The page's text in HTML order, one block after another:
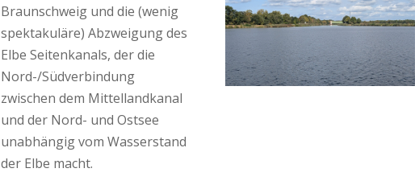
Braunschweig und die (wenig
spektakuläre) Abzweigung des
Elbe Seitenkanals, der die
Nord-/Südverbindung
zwischen dem Mittellandkanal
und der Nord- und Ostsee
unabhängig vom Wasserstand
der Elbe macht.